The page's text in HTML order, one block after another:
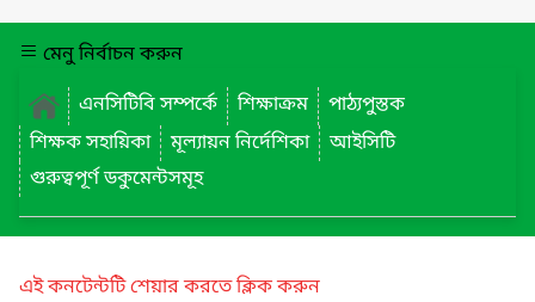
মেনু নির্বাচন করুন
এনসিটিবি সম্পর্কে
শিক্ষাক্রম
পাঠ্যপুস্তক
শিক্ষক সহায়িকা
মূল্যায়ন নির্দেশিকা
আইসিটি
গুরুত্বপূর্ণ ডকুমেন্টসমূহ
এই কনটেন্টটি শেয়ার করতে ক্লিক করুন